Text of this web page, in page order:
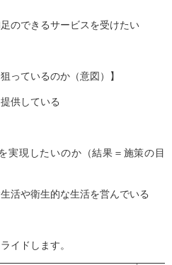
のできるサービスを受けたい
っているのか（意図）】
供している
実現したいのか（結果＝施策の目
活や衛生的な生活を営んでいる
イドします。